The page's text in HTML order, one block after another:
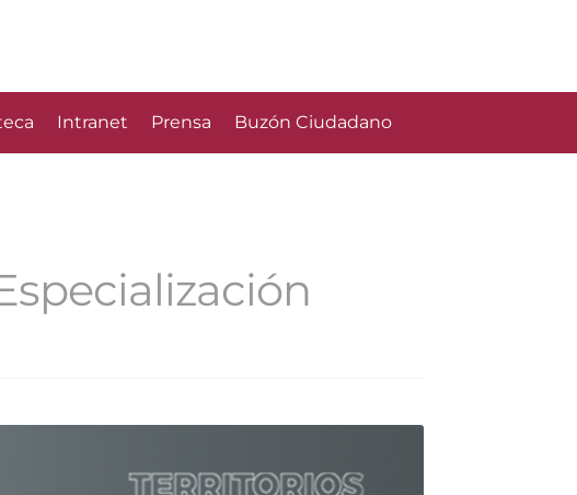
Intranet Prensa Buzón Ciudadano